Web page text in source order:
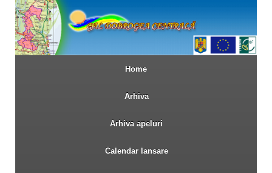
Home
Arhiva
Arhiva apeluri
Calendar lansare